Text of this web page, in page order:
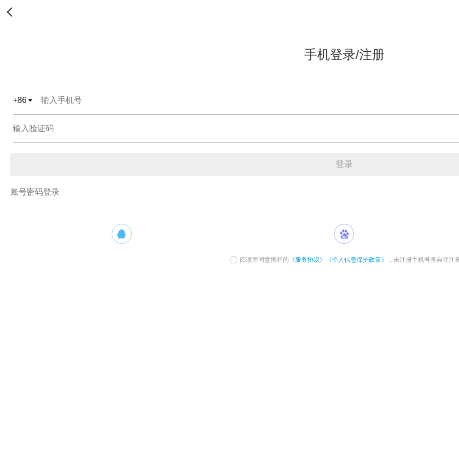
手机登录/注册
+86
登录
账号密码登录
阅读并同意携程的 《服务协议》 《个人信息保护政策》 ，未注册手机号将自动注